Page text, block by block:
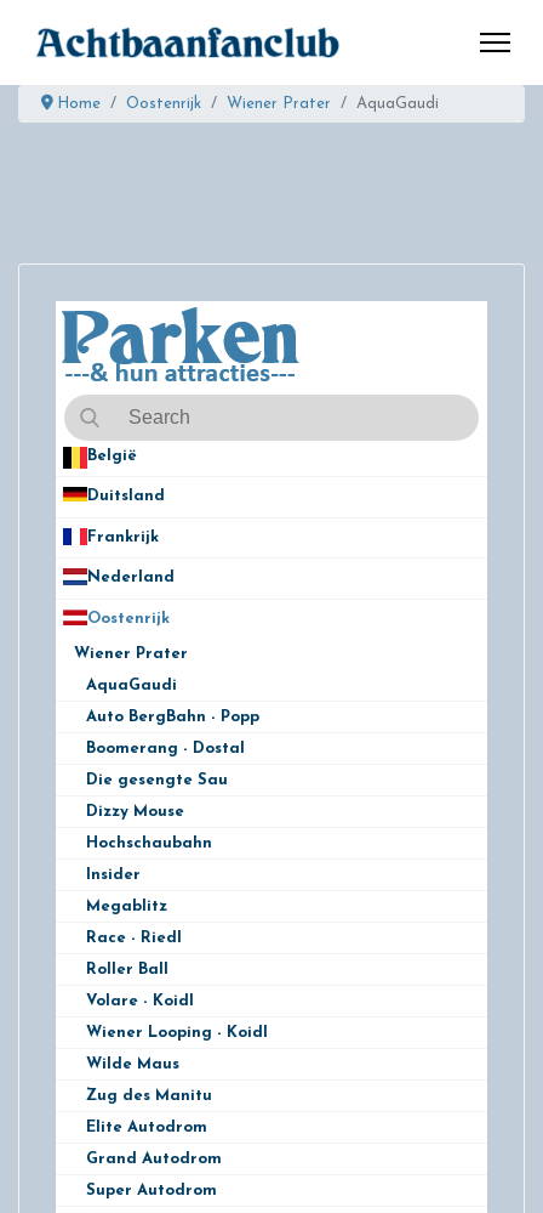
Home Oostenrijk Wiener Prater AquaGaudi
België
Duitsland
Frankrijk
Nederland
Oostenrijk
Wiener Prater
AquaGaudi
Auto BergBahn - Popp
Boomerang - Dostal
Die gesengte Sau
Dizzy Mouse
Hochschaubahn
Insider
Megablitz
Race - Riedl
Roller Ball
Volare - Koidl
Wiener Looping - Koidl
Wilde Maus
Zug des Manitu
Elite Autodrom
Grand Autodrom
Super Autodrom